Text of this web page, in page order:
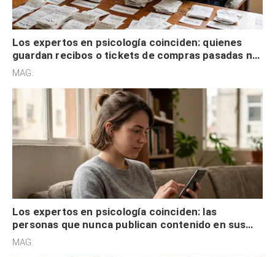
Los expertos en psicología coinciden: quienes
guardan recibos o tickets de compras pasadas no
son acumuladores, sino que tienen necesidad de
MAG.
Los expertos en psicología coinciden: las
personas que nunca publican contenido en sus
redes sociales no pretenden buscar validación
MAG.